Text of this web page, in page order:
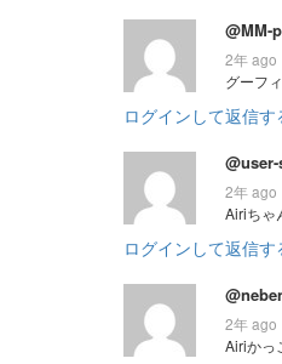
@MM-
2年 ago
グーフ
ログインして返信す
2年 ago
Airiちゃ
ログインして返信す
2年 ago
Airiかっ